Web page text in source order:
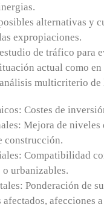
alternativas y
expropiaciones.
de tráfico para
actual como
multicriterio
Costes de
Mejora de
construcción.
Compatibilidad
o urbanizables.
Ponderación de
afectados, afecciones